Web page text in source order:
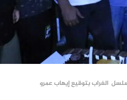
الغراب بتوقيع إيهاب عمرو